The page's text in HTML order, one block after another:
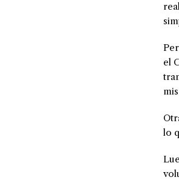
el
lo